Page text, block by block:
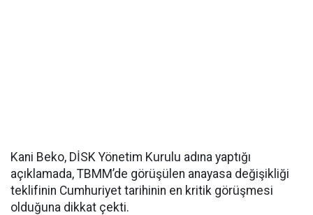
Kani Beko, DİSK Yönetim Kurulu adına yaptığı
açıklamada, TBMM’de görüşülen anayasa değişikliği
teklifinin Cumhuriyet tarihinin en kritik görüşmesi
olduğuna dikkat çekti.